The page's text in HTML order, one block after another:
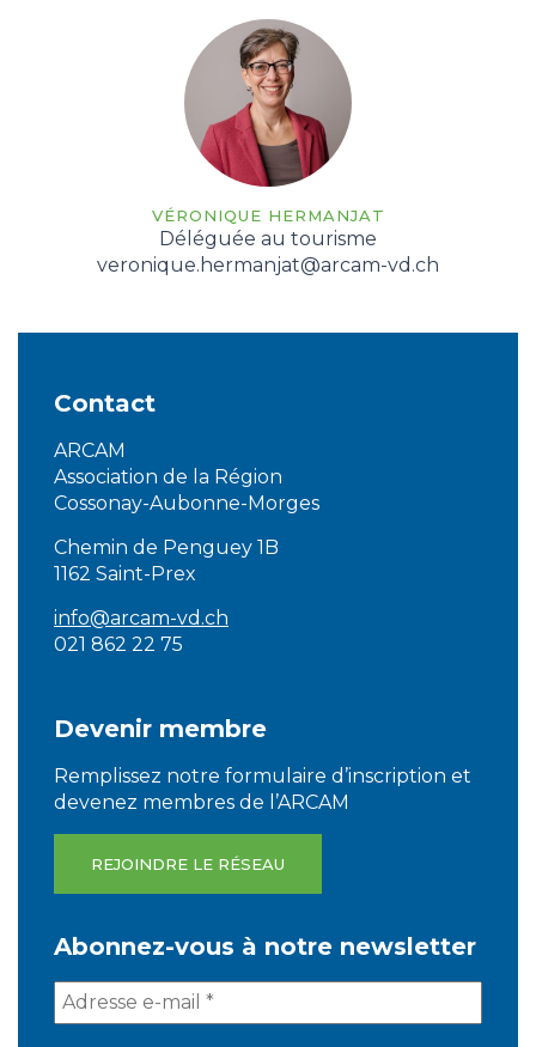
VÉRONIQUE HERMANJAT
Déléguée au tourisme
veronique.hermanjat@arcam-vd.ch
Contact
ARCAM
Association de la Région
Cossonay-Aubonne-Morges
Chemin de Penguey 1B
1162 Saint-Prex
info@arcam-vd.ch
021 862 22 75
Devenir membre
Remplissez notre formulaire d’inscription et
devenez membres de l’ARCAM
REJOINDRE LE RÉSEAU
Abonnez-vous à notre newsletter